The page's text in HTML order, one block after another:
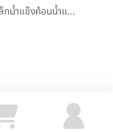
บนใบหน้าเล็กน้ำแข็งค้อนน้ำแข็งนำไปใช้ลดอุณหภูมิน้ำแข็งกล้ามเนื้อการทำให้งามตราสารเย็นน้ำแข็งนำไปใช้ตราสารน้ำแข็งนำไปใช้รูขุมขนน้ำแข็งค้อนใบหน้าน้ำแข็งกล้ามเนื้อตราสาร